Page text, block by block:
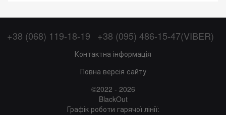
+38 (068) 119-18-19 +38 (095) 486-15-47(VIBER)
Контактна інформація
Повна версія сайту
©2022 - 2026
BlackOut
Графік роботи гарячої лінії: